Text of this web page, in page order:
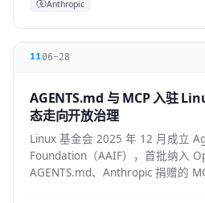
Anthropic
1106-28
AGENTS.md 与 MCP 入驻
态走向开放治理
Linux 基金会 2025 年 12 月成立
Foundation（AAIF），首批纳入
AGENTS.md、Anthropic 捐赠的